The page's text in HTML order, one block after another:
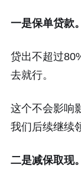
一是保单贷款。
贷出不超过
去就行。
这个不会影响
我们后续继续
二是减保取现。